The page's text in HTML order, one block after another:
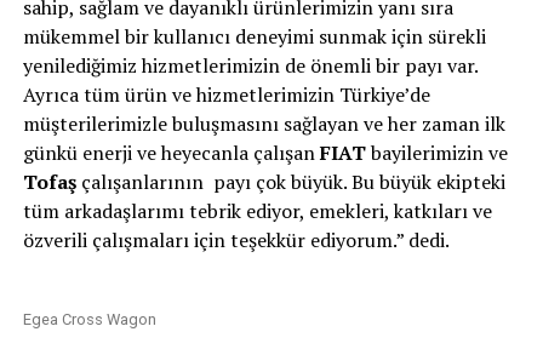
sahip, sağlam ve dayanıklı ürünlerimizin yanı sıra
mükemmel bir kullanıcı deneyimi sunmak için sürekli
yenilediğimiz hizmetlerimizin de önemli bir payı var.
Ayrıca tüm ürün ve hizmetlerimizin Türkiye’de
müşterilerimizle buluşmasını sağlayan ve her zaman ilk
günkü enerji ve heyecanla çalışanFIATbayilerimizin ve
Tofaşçalışanlarının payı çok büyük. Bu büyük ekipteki
tüm arkadaşlarımı tebrik ediyor, emekleri, katkıları ve
özverili çalışmaları için teşekkür ediyorum.” dedi.
Egea Cross Wagon